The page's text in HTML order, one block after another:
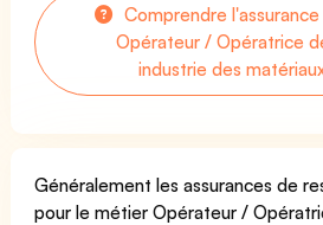
Comprendre
Opérateur / Opératrice
industrie des
Généralement les assurances de
pour le métier Opérateur /